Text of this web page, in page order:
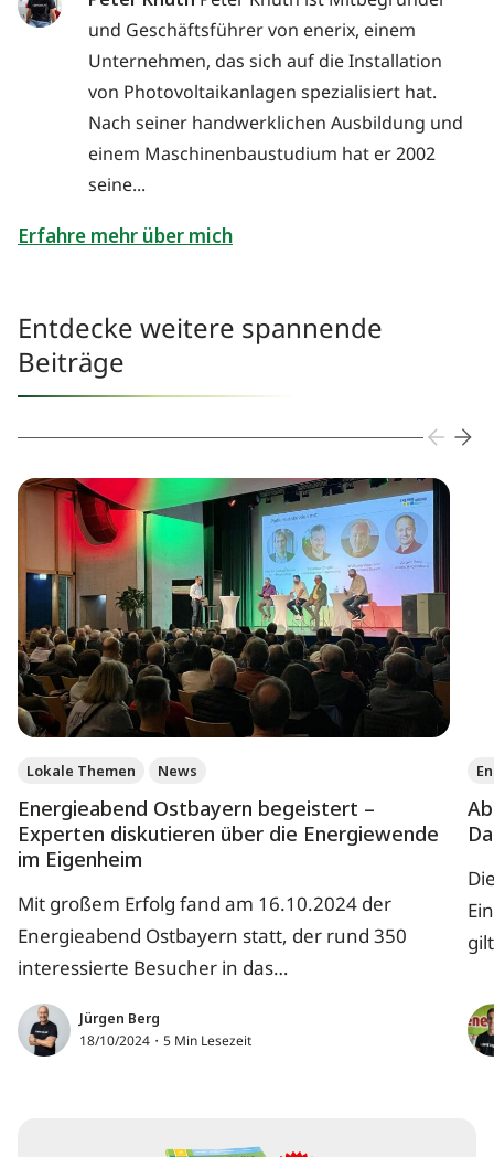
und Geschäftsführer von enerix, einem
Unternehmen, das sich auf die Installation
von Photovoltaikanlagen spezialisiert hat.
Nach seiner handwerklichen Ausbildung und
einem Maschinenbaustudium hat er 2002
seine...
Erfahre mehr über mich
Entdecke weitere spannende
Beiträge
Lokale Themen News
Energieabend Ostbayern begeistert –
Experten diskutieren über die Energiewende
im Eigenheim
Mit großem Erfolg fand am 16.10.2024 der
Energieabend Ostbayern statt, der rund 350
interessierte Besucher in das
Veranstaltungszentrum in Regensburg lockte.
Die Veranstaltung, die unter dem Motto
„Energiewende im Eigenheim“
Jürgen Berg
18/10/2024・5 Min Lesezeit